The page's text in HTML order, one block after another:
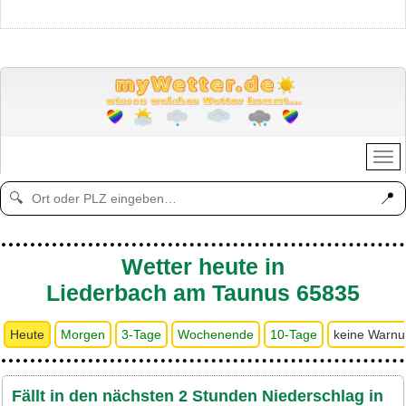
🔍 📍
Wetter heute in
Liederbach am Taunus 65835
Heute Morgen 3-Tage Wochenende 10-Tage keine
Fällt in den nächsten 2 Stunden Niederschlag in